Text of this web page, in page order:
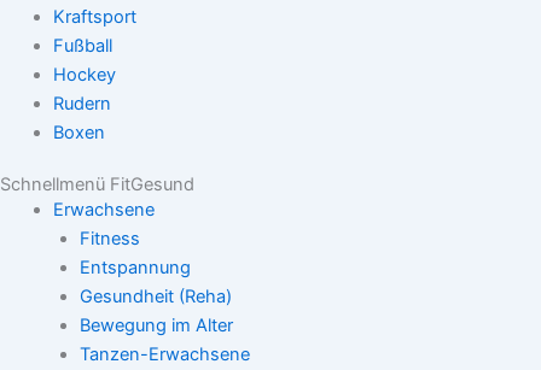
Kraftsport
Fußball
Hockey
Rudern
Boxen
Schnellmenü FitGesund
Erwachsene
Fitness
Entspannung
Gesundheit (Reha)
Bewegung im Alter
Tanzen-Erwachsene